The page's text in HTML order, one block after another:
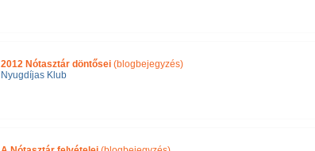
2012 Nótasztár döntősei(blogbejegyzés)
Nyugdíjas Klub